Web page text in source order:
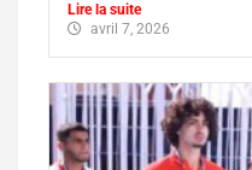
Lire la suite
avril 7, 2026